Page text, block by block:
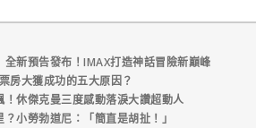
新預告發布！IMAX打造神話冒險新巔峰
房大獲成功的五大原因？
！休傑克曼三度感動落淚大讚超動人
小勞勃道尼：「簡直是胡扯！」